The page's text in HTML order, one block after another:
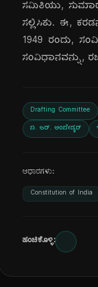
ಸಮಿತಿಯು,
ಸಲ್ಲಿಸಿತು. ಈ,
1949 ರಂದು,
ಸಂವಿಧಾನವನ್ನು,
Drafting Committee
ಬಿ. ಆರ್. ಅಂಬೇಡ್ಕರ್
ಆಧಾರಗಳು:
Constitution of India
ಹಂಚಿಕೊಳ್ಳಿ: